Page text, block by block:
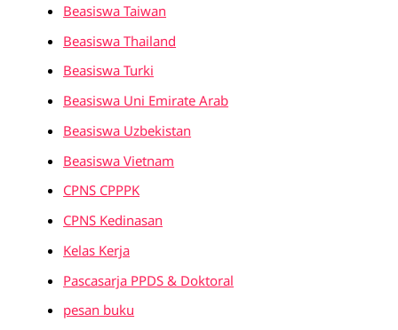
Beasiswa Taiwan
Beasiswa Thailand
Beasiswa Turki
Beasiswa Uni Emirate Arab
Beasiswa Uzbekistan
Beasiswa Vietnam
CPNS CPPPK
CPNS Kedinasan
Kelas Kerja
Pascasarja PPDS & Doktoral
pesan buku